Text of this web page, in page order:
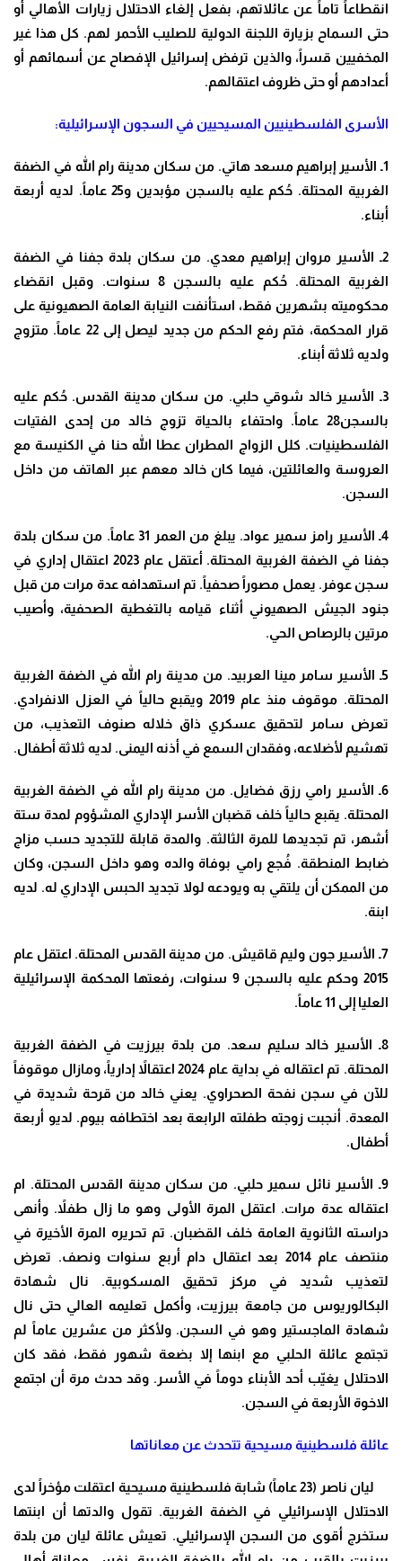
انقطاعاً تاماً عن عائلاتهم، بفعل إلغاء الاحتلال زيارات الأهالي أو
حتى السماح بزيارة اللجنة الدولية للصليب الأحمر لهم. كل هذا غير
المخفيين قسراً، والذين ترفض إسرائيل الإفصاح عن أسمائهم أو
أعدادهم أو حتى ظروف اعتقالهم.
الأسرى الفلسطينيين المسيحيين في السجون الإسرائيلية:
1ـ الأسير إبراهيم مسعد هاتي. من سكان مدينة رام الله في الضفة
الغربية المحتلة. حُكم عليه بالسجن مؤبدين و25 عاماً. لديه أربعة
أبناء.
2ـ الأسير مروان إبراهيم معدي. من سكان بلدة جفنا في الضفة
الغربية المحتلة. حُكم عليه بالسجن 8 سنوات. وقبل انقضاء
محكوميته بشهرين فقط، استأنفت النيابة العامة الصهيونية على
قرار المحكمة، فتم رفع الحكم من جديد ليصل إلى 22 عاماً. متزوج
ولديه ثلاثة أبناء.
3ـ الأسير خالد شوقي حلبي. من سكان مدينة القدس. حُكم عليه
بالسجن28 عاماً. واحتفاء بالحياة تزوج خالد من إحدى الفتيات
الفلسطينيات. كلل الزواج المطران عطا الله حنا في الكنيسة مع
العروسة والعائلتين، فيما كان خالد معهم عبر الهاتف من داخل
السجن.
4ـ الأسير رامز سمير عواد. يبلغ من العمر 31 عاماً. من سكان بلدة
جفنا في الضفة الغربية المحتلة. أعتقل عام 2023 اعتقال إداري في
سجن عوفر. يعمل مصوراً صحفياً. تم استهدافه عدة مرات من قبل
جنود الجيش الصهيوني أثناء قيامه بالتغطية الصحفية، وأصيب
مرتين بالرصاص الحي.
5ـ الأسير سامر مينا العربيد. من مدينة رام الله في الضفة الغربية
المحتلة. موقوف منذ عام 2019 ويقبع حالياً في العزل الانفرادي.
تعرض سامر لتحقيق عسكري ذاق خلاله صنوف التعذيب، من
تهشيم لأضلاعه، وفقدان السمع في أذنه اليمنى. لديه ثلاثة أطفال.
6ـ الأسير رامي رزق فضايل. من مدينة رام الله في الضفة الغربية
المحتلة. يقبع حالياً خلف قضبان الأسر الإداري المشؤوم لمدة ستة
أشهر، تم تجديدها للمرة الثالثة. والمدة قابلة للتجديد حسب مزاج
ضابط المنطقة. فُجع رامي بوفاة والده وهو داخل السجن، وكان
من الممكن أن يلتقي به ويودعه لولا تجديد الحبس الإداري له. لديه
ابنة.
7ـ الأسير جون وليم قاقيش. من مدينة القدس المحتلة. اعتقل عام
2015 وحكم عليه بالسجن 9 سنوات، رفعتها المحكمة الإسرائيلية
العليا إلى 11 عاماً.
8ـ الأسير خالد سليم سعد. من بلدة بيرزيت في الضفة الغربية
المحتلة. تم اعتقاله في بداية عام 2024 اعتقالاً إدارياً، ومازال موقوفاً
للآن في سجن نفحة الصحراوي. يعني خالد من قرحة شديدة في
المعدة. أنجبت زوجته طفلته الرابعة بعد اختطافه بيوم. لديو أربعة
أطفال.
9ـ الأسير نائل سمير حلبي. من سكان مدينة القدس المحتلة. ام
اعتقاله عدة مرات. اعتقل المرة الأولى وهو ما زال طفلاً. وأنهى
دراسته الثانوية العامة خلف القضبان. تم تحريره المرة الأخيرة في
منتصف عام 2014 بعد اعتقال دام أربع سنوات ونصف. تعرض
لتعذيب شديد في مركز تحقيق المسكوبية. نال شهادة
البكالوريوس من جامعة بيرزيت، وأكمل تعليمه العالي حتى نال
شهادة الماجستير وهو في السجن. ولأكثر من عشرين عاماً لم
تجتمع عائلة الحلبي مع ابنها إلا بضعة شهور فقط، فقد كان
الاحتلال يغيّب أحد الأبناء دوماً في الأسر. وقد حدث مرة أن اجتمع
الاخوة الأربعة في السجن.
عائلة فلسطينية مسيحية تتحدث عن معاناتها
ليان ناصر (23 عاماً) شابة فلسطينية مسيحية اعتقلت مؤخراً لدى
الاحتلال الإسرائيلي في الضفة الغربية. تقول والدتها أن ابنتها
ستخرج أقوى من السجن الإسرائيلي. تعيش عائلة ليان من بلدة